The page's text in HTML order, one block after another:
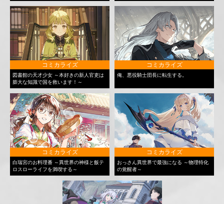
コミカライズ
図書館の天才少女 ～本好きの新人官吏は
膨大な知識で国を救います！～
コミカライズ
俺、悪役騎士団長に転生する。
コミカライズ
白瑞宮のお料理番 ～異世界の神様と飯テ
ロスローライフを満喫する～
コミカライズ
おっさん異世界で最強になる ～物理特化
の覚醒者～